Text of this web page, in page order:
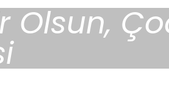
Olsun,